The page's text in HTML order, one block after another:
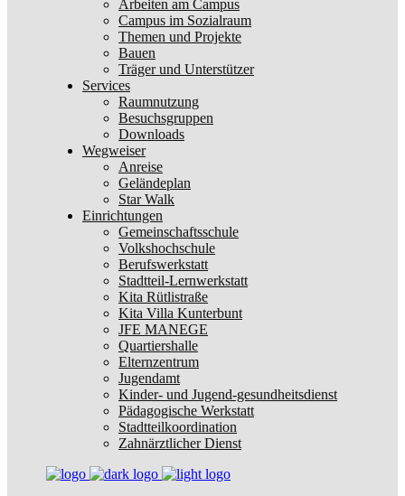
Arbeiten am Campus
Campus im Sozialraum
Themen und Projekte
Bauen
Träger und Unterstützer
Services
Raumnutzung
Besuchsgruppen
Downloads
Wegweiser
Anreise
Geländeplan
Star Walk
Einrichtungen
Gemeinschaftsschule
Volkshochschule
Berufswerkstatt
Stadtteil-Lernwerkstatt
Kita Rütlistraße
Kita Villa Kunterbunt
JFE MANEGE
Quartiershalle
Elternzentrum
Jugendamt
Kinder- und Jugend-gesundheitsdienst
Pädagogische Werkstatt
Stadtteilkoordination
Zahnärztlicher Dienst